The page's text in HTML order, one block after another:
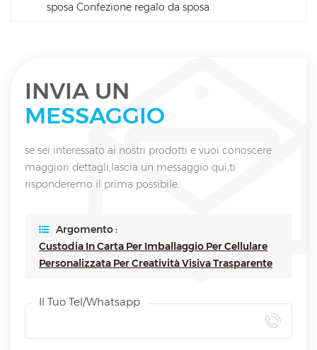
sposa Confezione regalo da sposa
INVIA UN
MESSAGGIO
se sei interessato ai nostri prodotti e vuoi conoscere
maggiori dettagli,lascia un messaggio qui,ti
risponderemo il prima possibile.
Argomento :
Custodia In Carta Per Imballaggio Per Cellulare
Personalizzata Per Creatività Visiva Trasparente
Il Tuo Tel/whatsapp